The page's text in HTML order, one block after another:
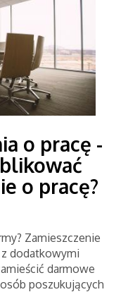
o pracę -
o pracę?
Zamieszczenie
dodatkowymi
darmowe
poszukujących